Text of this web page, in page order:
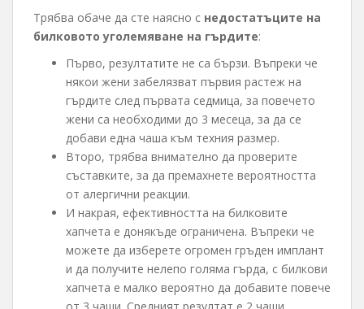
Трябва обаче да сте наясно с недостатъците на
билковото уголемяване на гърдите:
Първо, резултатите не са бързи. Въпреки че
някои жени забелязват първия растеж на
гърдите след първата седмица, за повечето
жени са необходими до 3 месеца, за да се
добави една чаша към техния размер.
Второ, трябва внимателно да проверите
съставките, за да премахнете вероятността
от алергични реакции.
И накрая, ефективността на билковите
хапчета е донякъде ограничена. Въпреки че
можете да изберете огромен гръден имплант
и да получите нелепо голяма гърда, с билкови
хапчета е малко вероятно да добавите повече